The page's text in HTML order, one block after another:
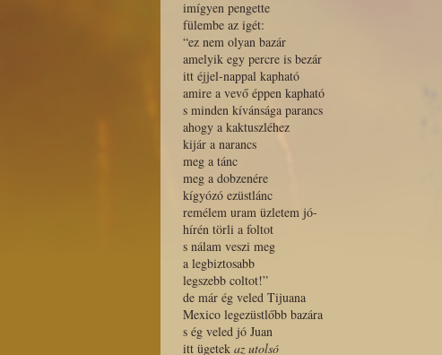
imígyen pengette
fülembe az igét:
“ez nem olyan bazár
amelyik egy percre is bezár
itt éjjel-nappal kapható
amire a vevő éppen kapható
s minden kívánsága parancs
ahogy a kaktuszléhez
kijár a narancs
meg a tánc
meg a dobzenére
kígyózó ezüstlánc
remélem uram üzletem jó-
hírén törli a foltot
s nálam veszi meg
a legbiztosabb
legszebb coltot!”
de már ég veled Tijuana
Mexico legezüstlőbb bazára
s ég veled jó Juan
itt ügetek az utolsó